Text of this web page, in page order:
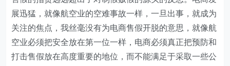
展迅猛，就像航空业的空难事故一样，一旦出事，就成为
关注的焦点，我丝毫没有为电商售假开脱的意思，就像航
空业必须把安全放在第一位一样，电商必须真正把预防和
打击售假放在高度重要的地位，而不能满足于采取一些公